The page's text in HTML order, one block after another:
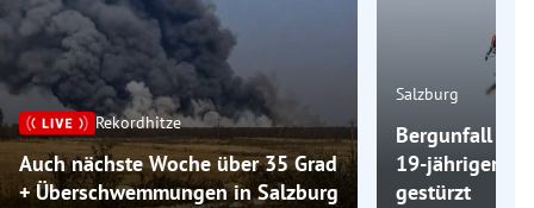
Rekordhitze
Auch nächste Woche über 35 Grad
+ Überschwemmungen in Salzburg
Salzburg
Bergunfall am
19-jähriger
gestürzt